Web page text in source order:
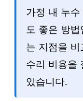
가정 내 누
도 좋은 방
는 지점을
수리 비용을
있습니다.